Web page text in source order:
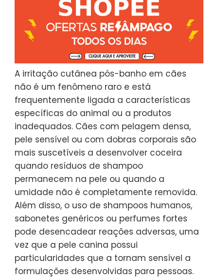
A irritação cutânea pós-banho em cães
não é um fenômeno raro e está
frequentemente ligada a características
específicas do animal ou a produtos
inadequados. Cães com pelagem densa,
pele sensível ou com dobras corporais são
mais suscetíveis a desenvolver coceira
quando resíduos de shampoo
permanecem na pele ou quando a
umidade não é completamente removida.
Além disso, o uso de shampoos humanos,
sabonetes genéricos ou perfumes fortes
pode desencadear reações adversas, uma
vez que a pele canina possui
particularidades que a tornam sensível a
formulações desenvolvidas para pessoas.